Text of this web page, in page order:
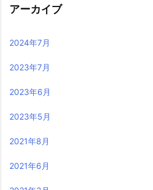
アーカイブ
2024年7月
2023年7月
2023年6月
2023年5月
2021年8月
2021年6月